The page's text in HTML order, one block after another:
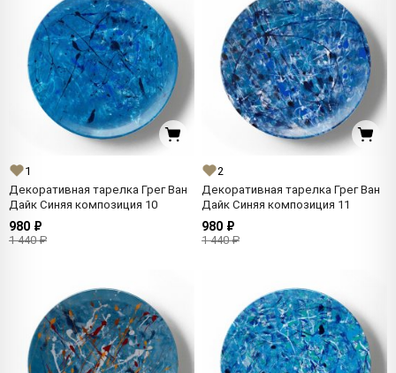
1
Декоративная тарелка Грег Ван
Дайк Синяя композиция 10
980 ₽
1 440 ₽
2
Декоративная тарелка Грег Ван
Дайк Синяя композиция 11
980 ₽
1 440 ₽